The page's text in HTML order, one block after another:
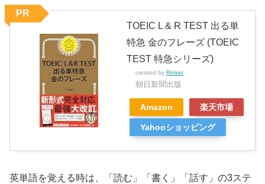
TOEIC L & R TEST 出る単
特急 金のフレーズ (TOEIC
TEST 特急シリーズ)
created by Rinker
朝日新聞出版
Amazon 楽天市場
Yahooショッピング
PR
英単語を覚える時は、「読む」「書く」「話す」の3ステ